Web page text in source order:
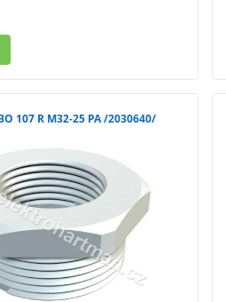
redukce OBO 107 R M32-25 PA /2030640/